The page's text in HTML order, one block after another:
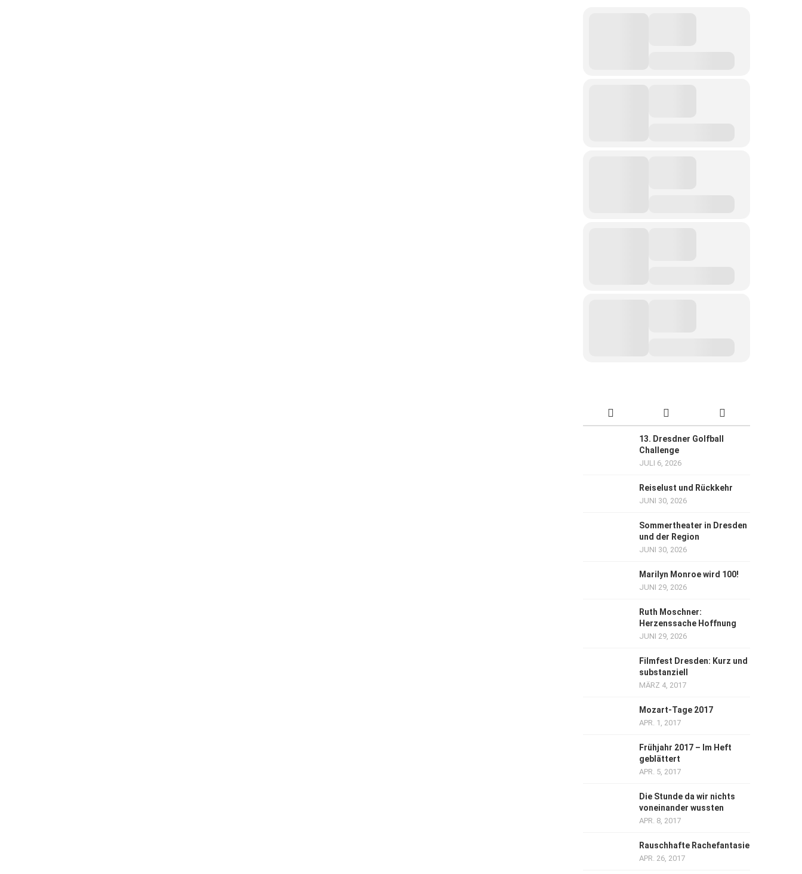
13. Dresdner Golfball
Challenge
JULI 6, 2026
Reiselust und Rückkehr
JUNI 30, 2026
Sommertheater in Dresden
und der Region
JUNI 30, 2026
Marilyn Monroe wird 100!
JUNI 29, 2026
Ruth Moschner:
Herzenssache Hoffnung
JUNI 29, 2026
Filmfest Dresden: Kurz und
substanziell
MÄRZ 4, 2017
Mozart-Tage 2017
APR. 1, 2017
Frühjahr 2017 – Im Heft
geblättert
APR. 5, 2017
Die Stunde da wir nichts
voneinander wussten
APR. 8, 2017
Rauschhafte Rachefantasie
APR. 26, 2017